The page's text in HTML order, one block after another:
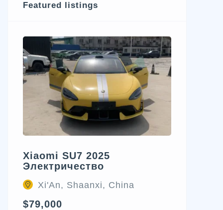
Featured listings
Xiaomi SU7 2025
Электричество
Xi'An, Shaanxi, China
$79,000